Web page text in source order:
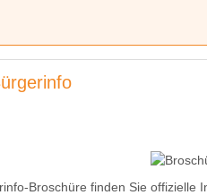
Broschüre finden Sie offizielle